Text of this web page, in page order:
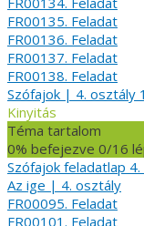
FR00135. Feladat
FR00136. Feladat
FR00137. Feladat
FR00138. Feladat
Szófajok | 4. osztály
Kinyitás
Téma tartalom
0% befejezve 0/16
Szófajok feladatlap
Az ige | 4. osztály
FR00095. Feladat
FR00101. Feladat